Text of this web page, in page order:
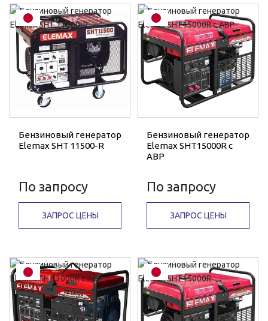
Бензиновый генератор
Elemax SHT 11500-R
По запросу
ЗАПРОС ЦЕНЫ
Бензиновый генератор
Elemax SHT15000R с
АВР
По запросу
ЗАПРОС ЦЕНЫ